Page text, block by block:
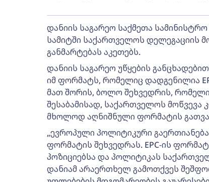
დანიის საგარეო საქმეთა
სამიტში საქართველოს დელეგაციის
განმარტებას აკეთებს.
დანიის საგარეო უწყების
იმ ფორმატს, რომელიც დადგენილია
მათ შორის, ბოლო შეხვედრის,
შესაბამისად, საქართველოს მოწვევა
მხოლოდ აღნიშნული ფორმატის
„ევროპული პოლიტიკური
ფორმატის შეხვედრას. EPC-ის
პოზიციებსა და პოლიტიკას
დანიამ არაერთხელ გამოთქვეს